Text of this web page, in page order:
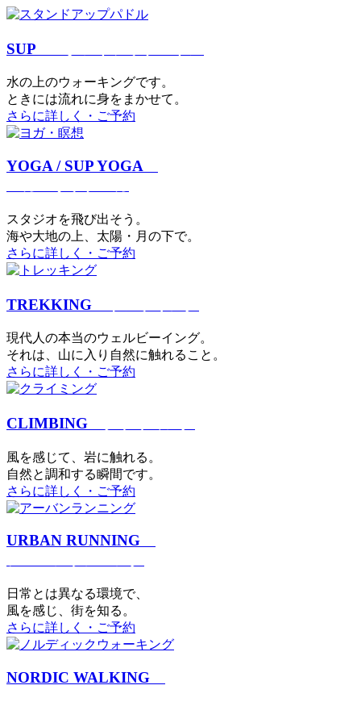
SUP
⽔の上のウォーキングです。
ときには流れに身をまかせて。
さらに詳しく・ご予約
YOGA / SUP YOGA
スタジオを⾶び出そう。
海や大地の上、太陽・⽉の下で。
さらに詳しく・ご予約
TREKKING
現代⼈の本当のウェルビーイング。
それは、⼭に⼊り⾃然に触れること。
さらに詳しく・ご予約
CLIMBING
⾵を感じて、岩に触れる。
⾃然と調和する瞬間です。
さらに詳しく・ご予約
URBAN RUNNING
日常とは異なる環境で、
風を感じ、街を知る。
さらに詳しく・ご予約
NORDIC WALKING